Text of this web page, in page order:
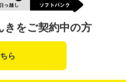
費用0円
変わらない
をご契約中の方
ら